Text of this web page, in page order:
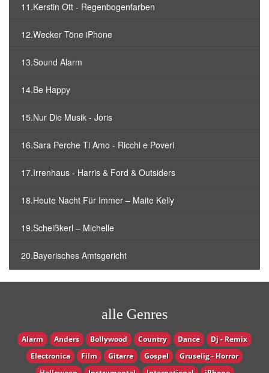
11.Kerstin Ott - Regenbogenfarben
12.Wecker Töne iPhone
13.Sound Alarm
14.Be Happy
15.Nur Die Musik - Joris
16.Sara Perche Ti Amo - Ricchi e Poveri
17.Irrenhaus - Harris & Ford & Outsiders
18.Heute Nacht Für Immer – Maite Kelly
19.Scheißkerl – Michelle
20.Bayerisches Amtsgericht
alle Genres
Alarm Anders Bollywood Country Dance
Dj - Remix
Electronica
Film Gitarre Gospel
Gruselig - Horror